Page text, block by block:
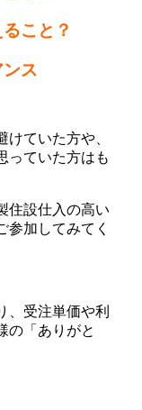
こと？
ンス
ていた方や、
っていた方はも
住設仕入の高い
参加してみてく
、受注単価や利
の「ありがと